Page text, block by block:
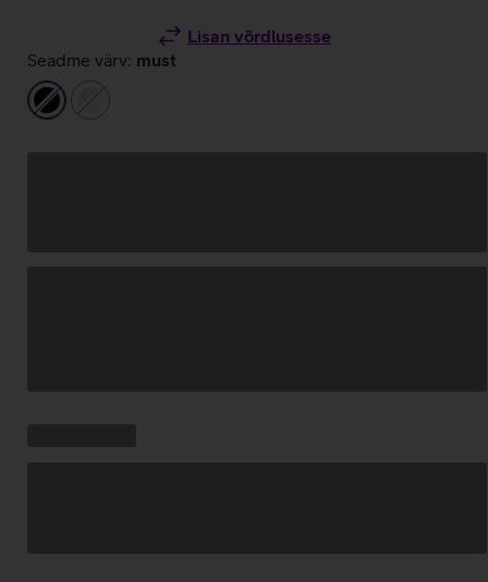
Lisan võrdlusesse
Seadme värv: must
must
hõbedane/valge